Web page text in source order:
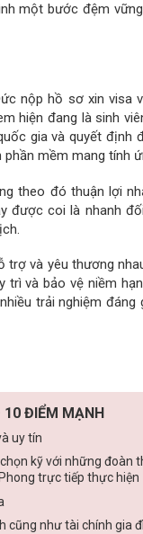
một bước đệm
nộp hồ sơ xin visa
hiện đang là sinh
gia và quyết định
mềm mang tính
theo đó thuận lợi
được coi là nhanh
và yêu thương
và bảo vệ niềm
trải nghiệm đáng
ĐIỂM MẠNH
uy tín
kỹ với những đoàn
trực tiếp thực hiện
cũng như tài chính gia